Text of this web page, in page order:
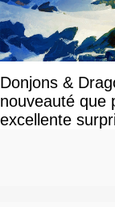
Donjons &
nouveauté que
excellente